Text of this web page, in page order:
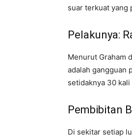
suar terkuat yang
Pelakunya:
Menurut Graham
adalah gangguan
setidaknya 30
Pembibitan
Di sekitar setiap